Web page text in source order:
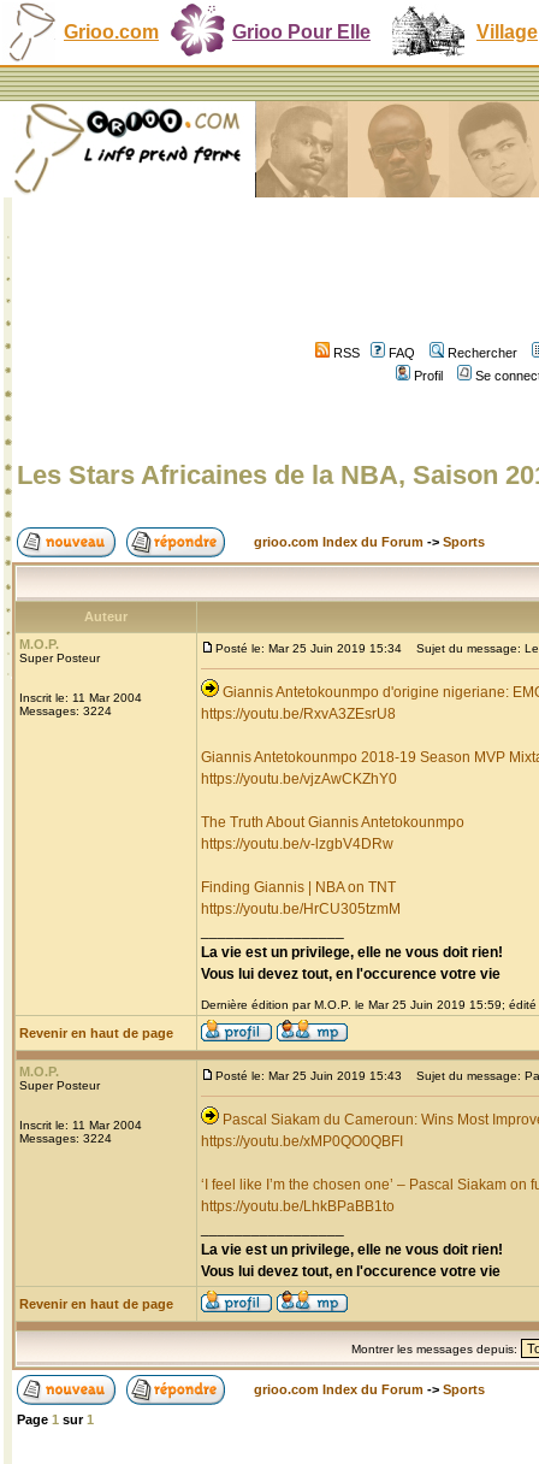
Grioo.com Grioo Pour Elle Village
RSS FAQ
Rechercher
Profil
Se
Les Stars Africaines de la NBA, Saison
grioo.com Index du Forum -> Sports
Auteur
M.O.P.
Super Posteur
Inscrit le: 11 Mar 2004
Messages: 3224
Posté le: Mar 25 Juin 2019 15:34 Sujet du message:
Giannis Antetokounmpo d'origine nigeriane:
https://youtu.be/RxvA3ZEsrU8
Giannis Antetokounmpo 2018-19 Season MVP
https://youtu.be/vjzAwCKZhY0
The Truth About Giannis Antetokounmpo
https://youtu.be/v-lzgbV4DRw
Finding Giannis | NBA on TNT
https://youtu.be/HrCU305tzmM
La vie est un privilege, elle ne vous doit rien!
Vous lui devez tout, en l'occurence votre vie
Dernière édition par M.O.P. le Mar 25 Juin 2019 15:59;
Revenir en haut de page
M.O.P.
Super Posteur
Inscrit le: 11 Mar 2004
Messages: 3224
Posté le: Mar 25 Juin 2019 15:43 Sujet du message:
Pascal Siakam du Cameroun: Wins Most
https://youtu.be/xMP0QO0QBFI
‘I feel like I’m the chosen one’ – Pascal Siakam on
https://youtu.be/LhkBPaBB1to
La vie est un privilege, elle ne vous doit rien!
Vous lui devez tout, en l'occurence votre vie
Revenir en haut de page
Montrer les messages depuis:
grioo.com Index du Forum -> Sports
Page 1 sur1